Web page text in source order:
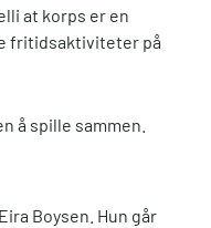
at korps er en
fritidsaktiviteter på
å spille sammen.
Boysen. Hun går